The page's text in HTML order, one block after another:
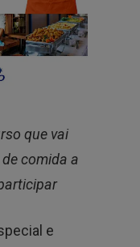
que vai
comida a
e